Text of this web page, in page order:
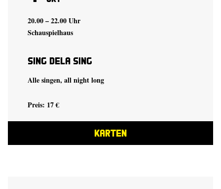
20.00 – 22.00 Uhr
Schauspielhaus
Sing Dela Sing
Alle singen, all night long
Preis: 17 €
KARTEN